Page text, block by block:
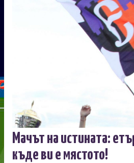
Мачът на истината:
къде ви е мястото!